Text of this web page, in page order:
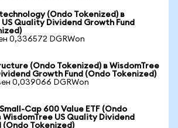
(Ondo Tokenized) в
Quality Dividend Growth Fund
0,336572 DGRWon
(Ondo Tokenized) в WisdomTree
Growth Fund (Ondo Tokenized)
0,039066 DGRWon
Cap 600 Value ETF (Ondo
WisdomTree US Quality Dividend
(Ondo Tokenized)